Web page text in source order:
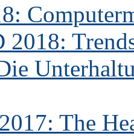
The